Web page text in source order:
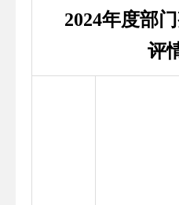
2024年度部
评